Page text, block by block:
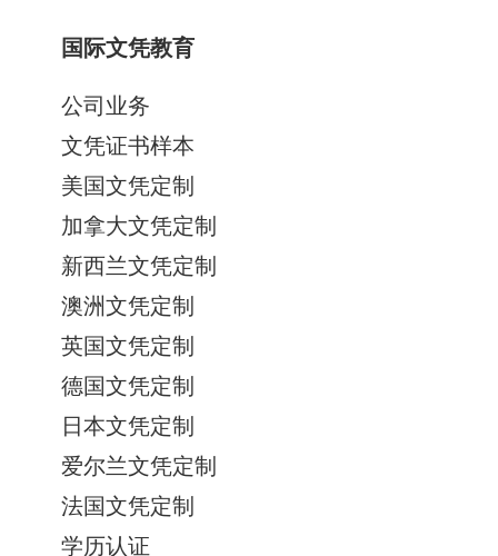
国际文凭教育
公司业务
文凭证书样本
美国文凭定制
加拿大文凭定制
新西兰文凭定制
澳洲文凭定制
英国文凭定制
德国文凭定制
日本文凭定制
爱尔兰文凭定制
法国文凭定制
学历认证